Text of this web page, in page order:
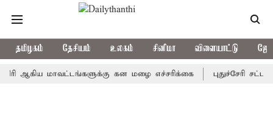
தமிழகம் தேசியம் உலகம் சினிமா விளையாட்டு
மாவட்டங்களுக்கு கன மழை எச்சரிக்கை புதுச்சேரி